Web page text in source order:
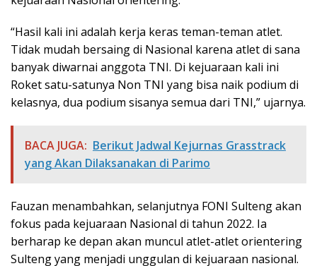
“Hasil kali ini adalah kerja keras teman-teman atlet.
Tidak mudah bersaing di Nasional karena atlet di sana
banyak diwarnai anggota TNI. Di kejuaraan kali ini
Roket satu-satunya Non TNI yang bisa naik podium di
kelasnya, dua podium sisanya semua dari TNI,” ujarnya.
BACA JUGA: Berikut Jadwal Kejurnas Grasstrack
yang Akan Dilaksanakan di Parimo
Fauzan menambahkan, selanjutnya FONI Sulteng akan
fokus pada kejuaraan Nasional di tahun 2022. Ia
berharap ke depan akan muncul atlet-atlet orientering
Sulteng yang menjadi unggulan di kejuaraan nasional.